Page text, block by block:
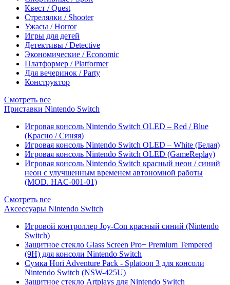
Квест / Quest
Стрелялки / Shooter
Ужасы / Horror
Игры для детей
Детективы / Detective
Экономические / Economic
Платформер / Platformer
Для вечеринок / Party
Конструктор
Смотреть все
Приставки Nintendo Switch
Игровая консоль Nintendo Switch OLED – Red / Blue
(Красно / Синяя)
Игровая консоль Nintendo Switch OLED – White (Белая)
Игровая консоль Nintendo Switch OLED (GameReplay)
Игровая консоль Nintendo Switch красный неон / синий
неон с улучшенным временем автономной работы
(MOD. HAC-001-01)
Смотреть все
Аксессуары Nintendo Switch
Игровой контроллер Joy-Con красный синий (Nintendo
Switch)
Защитное стекло Glass Screen Pro+ Premium Tempered
(9H) для консоли Nintendo Switch
Сумка Hori Adventure Pack - Splatoon 3 для консоли
Nintendo Switch (NSW-425U)
Защитное стекло Artplays для Nintendo Switch